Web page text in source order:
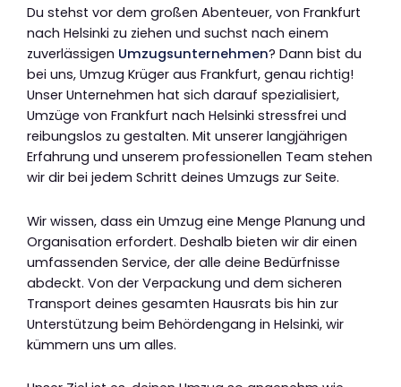
Du stehst vor dem großen Abenteuer, von Frankfurt
nach Helsinki zu ziehen und suchst nach einem
zuverlässigen Umzugsunternehmen? Dann bist du
bei uns, Umzug Krüger aus Frankfurt, genau richtig!
Unser Unternehmen hat sich darauf spezialisiert,
Umzüge von Frankfurt nach Helsinki stressfrei und
reibungslos zu gestalten. Mit unserer langjährigen
Erfahrung und unserem professionellen Team stehen
wir dir bei jedem Schritt deines Umzugs zur Seite.
Wir wissen, dass ein Umzug eine Menge Planung und
Organisation erfordert. Deshalb bieten wir dir einen
umfassenden Service, der alle deine Bedürfnisse
abdeckt. Von der Verpackung und dem sicheren
Transport deines gesamten Hausrats bis hin zur
Unterstützung beim Behördengang in Helsinki, wir
kümmern uns um alles.